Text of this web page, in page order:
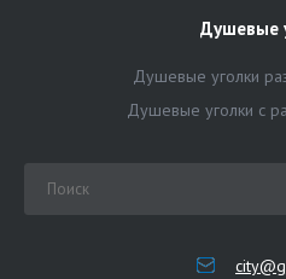
Душевые
Душевые уголки
Душевые уголки с